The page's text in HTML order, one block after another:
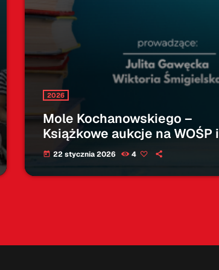
2026
Mole Kochanowskiego –
Książkowe aukcje na WOŚP i
książka reportażowa
today 22 stycznia 2026 4